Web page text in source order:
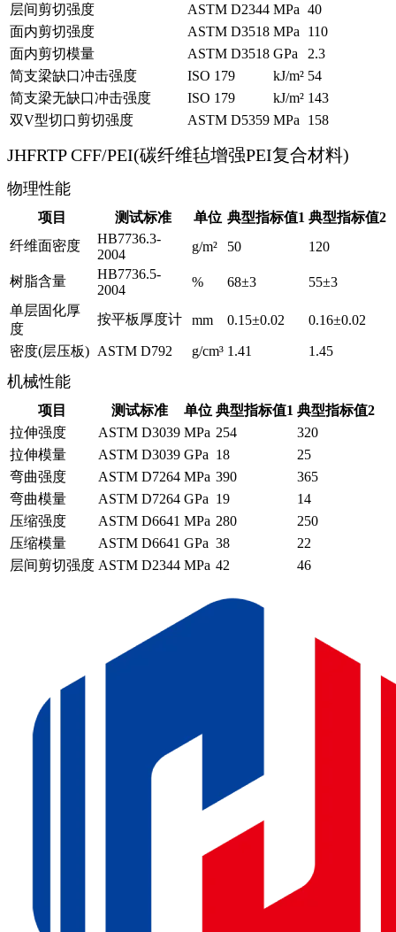
层间剪切强度
ASTM D2344 MPa 40
面内剪切强度
ASTM D3518 MPa
110
面内剪切模量
ASTM D3518 GPa
2.3
简支梁缺口冲击强度
ISO 179 kJ/m² 54
简支梁无缺口冲击强度
ISO 179 kJ/m² 143
双V型切口剪切强度
ASTM D5359 MPa 158
JHFRTP CFF/PEI(碳纤维毡增强PEI复合材料)
物理性能
项目 测试标准 单位 典型指标值1 典型指标值2
纤维面密度
HB7736.3-
2004
g/m² 50 120
树脂含量
HB7736.5-
2004
% 68±3
55±3
单层固化厚
度
按平板厚度计 mm 0.15±0.02 0.16±0.02
密度(层压板) ASTM D792 g/cm³ 1.41 1.45
机械性能
项目 测试标准 单位 典型指标值1 典型指标值2
拉伸强度
ASTM D3039 MPa 254
320
拉伸模量
ASTM D3039 GPa 18
25
弯曲强度
ASTM D7264 MPa 390
365
弯曲模量
ASTM D7264 GPa 19
14
压缩强度
ASTM D6641 MPa 280
250
压缩模量
ASTM D6641 GPa 38
22
层间剪切强度 ASTM D2344 MPa 42 46